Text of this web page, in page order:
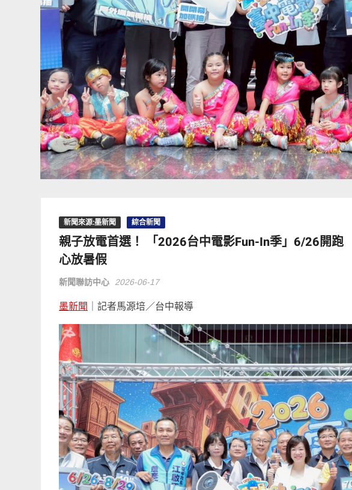
新聞來源:墨新聞 綜合新聞
親子放電首選！ 「2026台中電影Fun-In季」6/26開
心放暑假
新聞聯訪中心 2026-06-17
墨新聞 ｜記者馬源培／台中報導